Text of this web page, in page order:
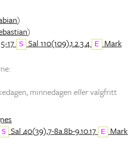
)
)
17 S Sal 110(109),1.2.3.4 E Mark
minnedagen ellervalgfritt
S Sal 40(39),7-8a.8b-9.10.17 E
Mark